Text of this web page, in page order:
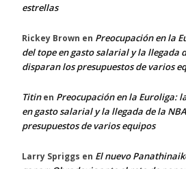
estrellas
Rickey Brown en Preocupación en la
del tope en gasto salarial y la llegada
disparan los presupuestos de varios
Titinen Preocupación en la Euroliga:
en gasto salarial y la llegada de la
presupuestos de varios equipos
Larry Spriggs en El nuevo